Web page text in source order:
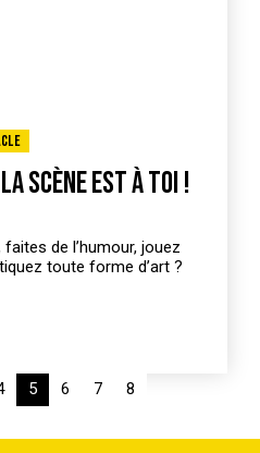
scène est à toi !
de l’humour, jouez
toute forme d’art ?
5 6 7 8